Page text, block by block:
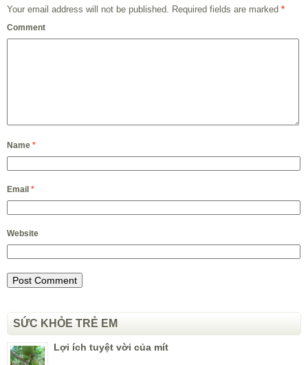
Your email address will not be published. Required fields are marked *
Comment
Name *
Email *
Website
SỨC KHỎE TRẺ EM
Lợi ích tuyệt vời của mít